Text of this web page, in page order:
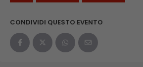
CONDIVIDI QUESTO EVENTO